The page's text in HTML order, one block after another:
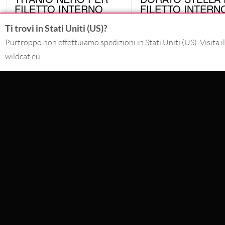
FILETTO INTERNO
6.71€
FILETTO
Ti trovi in Stati Uniti (US)?
Purtroppo non effettuiamo spedizioni in Stati Uniti (US). Visita
wildcat.eu